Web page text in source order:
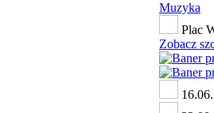
Muzyka
Plac
Zobacz